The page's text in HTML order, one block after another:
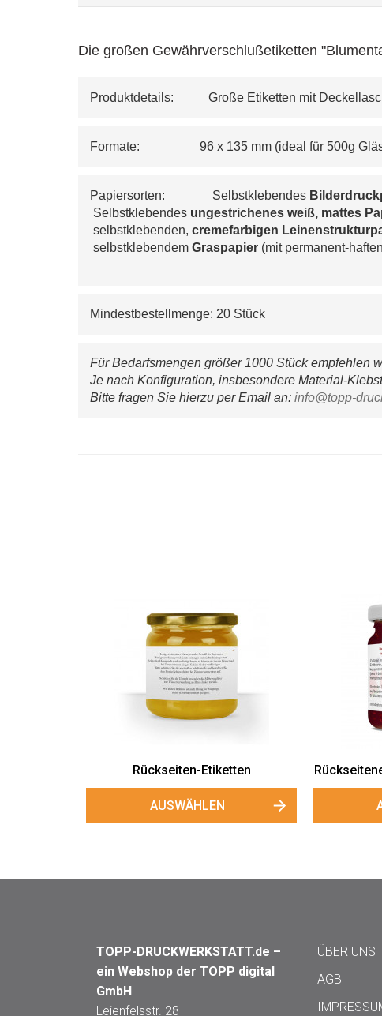
Die großen Gewährverschlußetiketten
Produktdetails:           Große Etiketten mit
Formate:                   96 x 135 mm (ideal für 500g
Papiersorten:               Selbstklebendes
Selbstklebendes ungestrichenes weiß, mattes
selbstklebenden, cremefarbigen
selbstklebendem Graspapier (mit permanent-
Mindestbestellmenge: 20 Stück
Für Bedarfsmengen größer 1000 Stück empfehlen
Je nach Konfiguration, insbesondere Material-
Bitte fragen Sie hierzu per Email an: info@topp-
Rückseiten-Etiketten
AUSWÄHLEN
TOPP-DRUCKWERKSTATT.de –
ein Webshop der TOPP digital
GmbH
Leienfelsstr. 28
ÜBER UNS
AGB